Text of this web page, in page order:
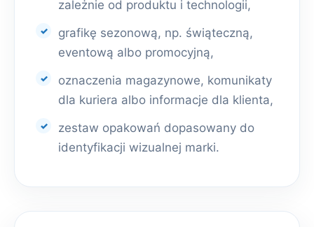
zależnie od produktu i technologii,
grafikę sezonową, np. świąteczną,
eventową albo promocyjną,
oznaczenia magazynowe, komunikaty
dla kuriera albo informacje dla klienta,
zestaw opakowań dopasowany do
identyfikacji wizualnej marki.